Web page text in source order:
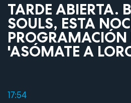
TARDE ABIERTA.
SOULS, ESTA
PROGRAMACIÓN
'ASÓMATE A
17:54